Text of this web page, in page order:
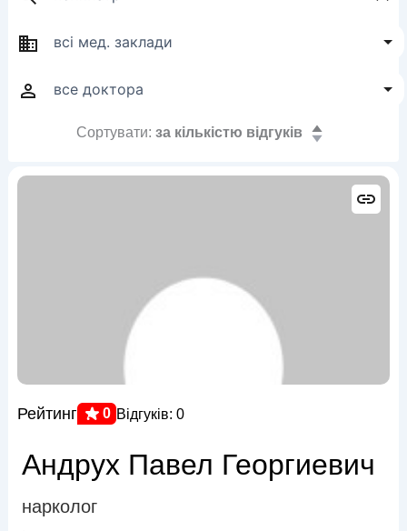
Сортувати: за кількістю відгуків
Рейтинг 0 Відгуків: 0
Андрух Павел Георгиевич
нарколог
,